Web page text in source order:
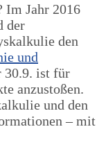
Im Jahr 2016
der
den
und
30.9. ist für
anzustoßen.
und den
– mit